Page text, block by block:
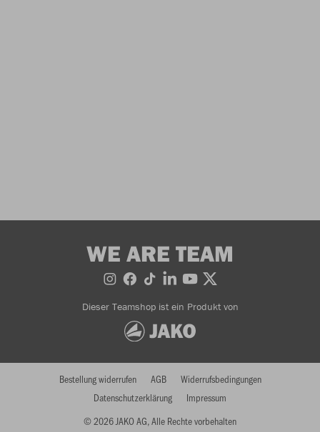
WE ARE TEAM
Dieser Teamshop ist ein Produkt von
© 2026 JAKO AG, Alle Rechte vorbehalten
Bestellung widerrufen AGB
Widerrufsbedingungen
Datenschutzerklärung
Impressum